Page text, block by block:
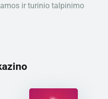
ir turinio talpinimo